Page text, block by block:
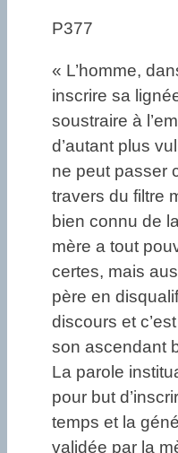
P377
« L’homme,
inscrire sa
soustraire à
d’autant plus
ne peut passer
travers du filtre
bien connu de
mère a tout
certes, mais
père en
discours et
son ascendant
La parole
pour but
temps et la
validée par la